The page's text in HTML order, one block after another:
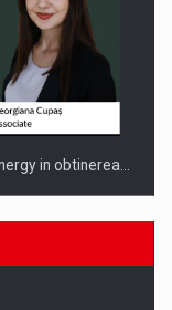
in obtinerea…